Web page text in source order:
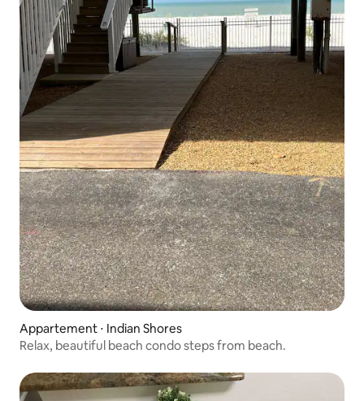
Appartement ⋅ Indian Shores
Relax, beautiful beach condo steps from beach.